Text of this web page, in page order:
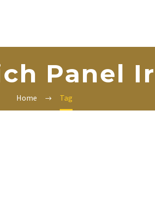
Panel
Home Tag